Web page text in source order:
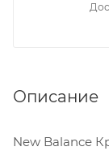
Описание
New Balance